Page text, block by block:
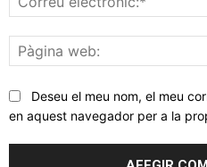
Deseu el meu nom, el meu
en aquest navegador per a la